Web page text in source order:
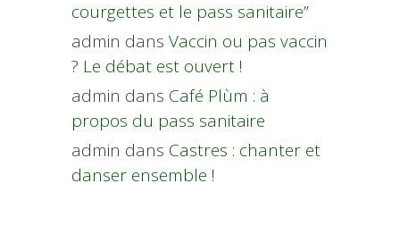
courgettes et le pass sanitaire”
admin dans Vaccin ou pas vaccin
? Le débat est ouvert !
admin dans Café Plùm : à
propos du pass sanitaire
admin dans Castres : chanter et
danser ensemble !